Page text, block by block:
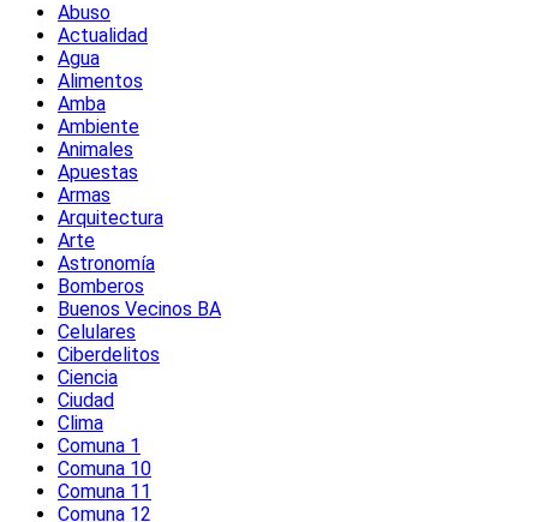
Abuso
Actualidad
Agua
Alimentos
Amba
Ambiente
Animales
Apuestas
Armas
Arquitectura
Arte
Astronomía
Bomberos
Buenos Vecinos BA
Celulares
Ciberdelitos
Ciencia
Ciudad
Clima
Comuna 1
Comuna 10
Comuna 11
Comuna 12